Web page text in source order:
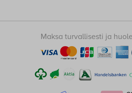
Maksa turvallisesti ja